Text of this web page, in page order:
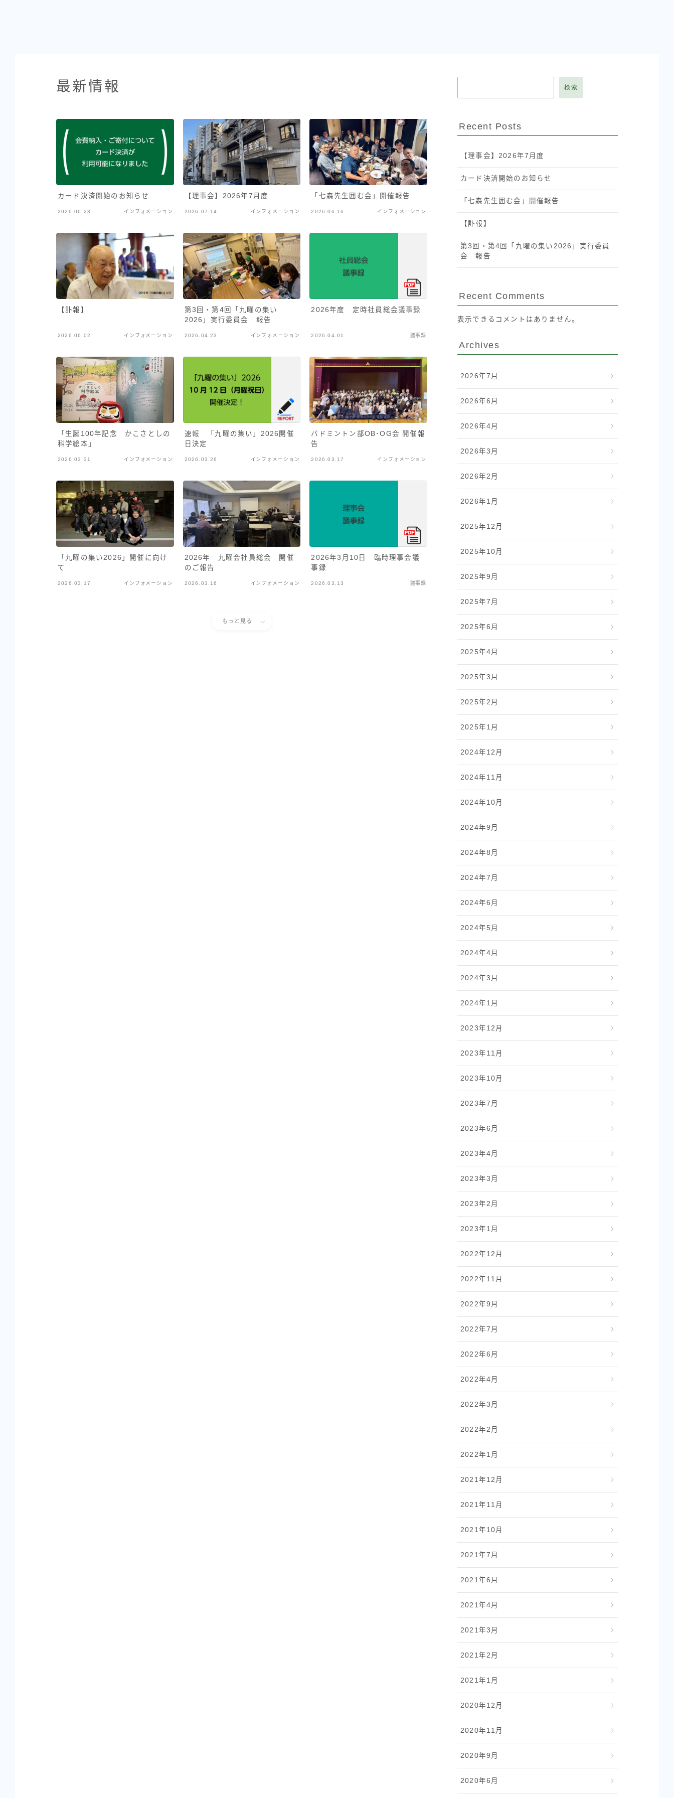
最新情報
カード決済開始のお知らせ
2026.06.23 インフォメーション
【理事会】2026年7月度
2026.07.14 インフォメーション
「七森先生囲む会」開催報告
2026.06.16 インフォメーション
【訃報】
2026.06.02 インフォメーション
第3回・第4回「九曜の集い
2026」実行委員会 報告
2026.04.23 インフォメーション
2026年度 定時社員総会議事録
2026.04.01 議事録
「生誕100年記念 かこさとしの
科学絵本」
2026.03.31 インフォメーション
速報 「九曜の集い」2026開催
日決定
2026.03.26 インフォメーション
バドミントン部OB･OG会 開催報
告
2026.03.17 インフォメーション
「九曜の集い2026」開催に向け
て
2026.03.17 インフォメーション
2026年 九曜会社員総会 開催
のご報告
2026.03.16 インフォメーション
2026年3月10日 臨時理事会議
事録
2026.03.13 議事録
もっと見る
検索
Recent Posts
【理事会】2026年7月度
カード決済開始のお知らせ
「七森先生囲む会」開催報告
【訃報】
第3回・第4回「九曜の集い2026」実行委員
会 報告
Recent Comments
表示できるコメントはありません。
Archives
2026年7月
2026年6月
2026年4月
2026年3月
2026年2月
2026年1月
2025年12月
2025年10月
2025年9月
2025年7月
2025年6月
2025年4月
2025年3月
2025年2月
2025年1月
2024年12月
2024年11月
2024年10月
2024年9月
2024年8月
2024年7月
2024年6月
2024年5月
2024年4月
2024年3月
2024年1月
2023年12月
2023年11月
2023年10月
2023年7月
2023年6月
2023年4月
2023年3月
2023年2月
2023年1月
2022年12月
2022年11月
2022年9月
2022年7月
2022年6月
2022年4月
2022年3月
2022年2月
2022年1月
2021年12月
2021年11月
2021年10月
2021年7月
2021年6月
2021年4月
2021年3月
2021年2月
2021年1月
2020年12月
2020年11月
2020年9月
2020年6月